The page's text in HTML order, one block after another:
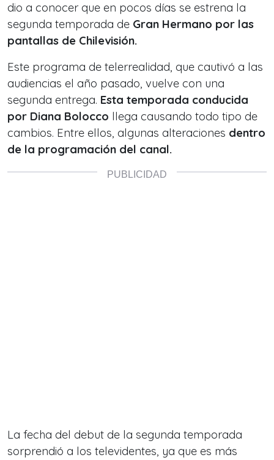
dio a conocer que en pocos días se estrena la
segunda temporada de Gran Hermano por las
pantallas de Chilevisión.
Este programa de telerrealidad, que cautivó a las
audiencias el año pasado, vuelve con una
segunda entrega. Esta temporada conducida
por Diana Bolocco llega causando todo tipo de
cambios. Entre ellos, algunas alteraciones dentro
de la programación del canal.
La fecha del debut de la segunda temporada
sorprendió a los televidentes, ya que es más